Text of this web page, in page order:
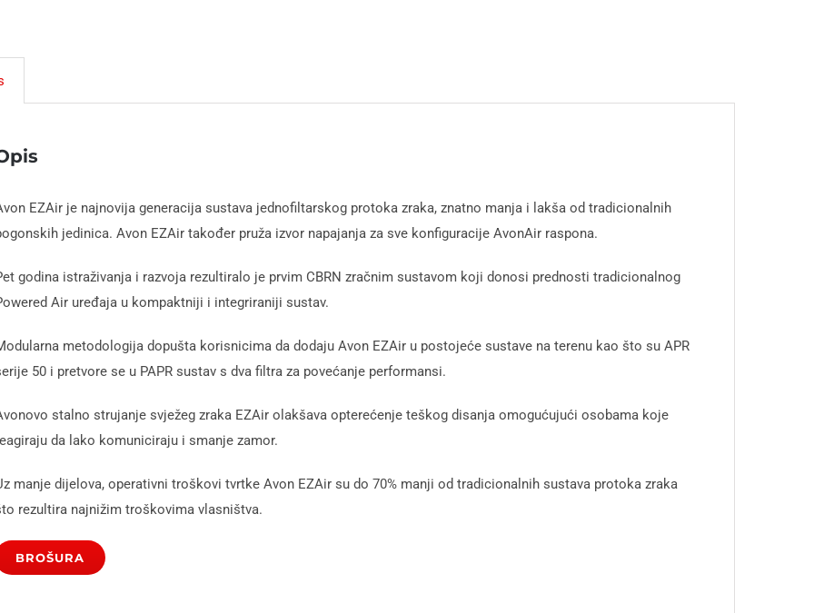
EZAir je najnovija generacija sustava jednofiltarskog protoka zraka, znatno manja i lakša od tradicionalnih
jedinica. Avon EZAir također pruža izvor napajanja za sve konfiguracije AvonAir raspona.
godina istraživanja i razvoja rezultiralo je prvim CBRN zračnim sustavom koji donosi prednosti tradicionalnog
Air uređaja u kompaktniji i integriraniji sustav.
metodologija dopušta korisnicima da dodaju Avon EZAir u postojeće sustave na terenu kao što su APR
50 i pretvore se u PAPR sustav s dva filtra za povećanje performansi.
stalno strujanje svježeg zraka EZAir olakšava opterećenje teškog disanja omogućujući osobama koje
da lako komuniciraju i smanje zamor.
manje dijelova, operativni troškovi tvrtke Avon EZAir su do 70% manji od tradicionalnih sustava protoka zraka
rezultira najnižim troškovima vlasništva.
BROŠURA